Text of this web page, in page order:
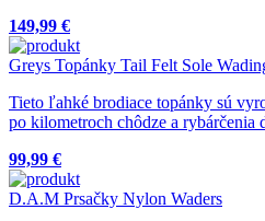
149,99 €
Greys Topánky Tail Felt Sole
Tieto ľahké brodiace topánky sú
po kilometroch chôdze a rybárčenia
99,99 €
D.A.M Prsačky Nylon Waders